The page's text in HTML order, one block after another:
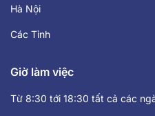
Hà Nội
Các Tỉnh
Giờ làm việc
Từ 8:30 tới 18:30 tất cả các